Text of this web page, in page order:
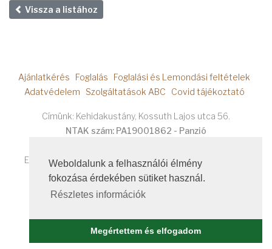
Weboldalunk a felhasználói élmény
fokozása érdekében sütiket használ.
Részletes információk
Megértettem és elfogadom
Vissza a listához
Ajánlatkérés Foglalás
Foglalási és Lemondási feltételek
Adatvédelem
Szolgáltatások ABC Covid tájékoztató
Címünk Kehidakustány, Kossuth Lajos utca 56.
NTAK szám: PA19001862 - Panzió
E-mail címünk szerencsemak@kehidakustanypanzio.hu